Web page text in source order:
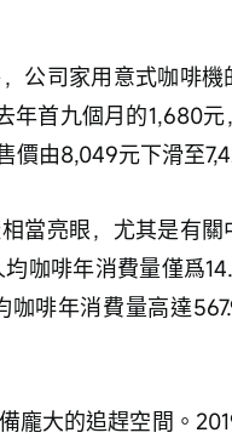
公司家用意式咖啡
年首九個月的1,680
由8,049元下滑至
當亮眼，尤其是有
咖啡年消費量僅爲
啡年消費量高達
龐大的追趕空間。